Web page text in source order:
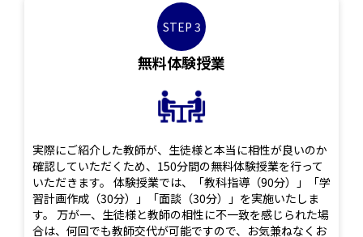
STEP 3
無料体験授業
実際にご紹介した教師が、生徒様と本当に相性が良いのか
確認していただくため、150分間の無料体験授業を行って
いただきます。 体験授業では、「教科指導（90分）」「学
習計画作成（30分）」「面談（30分）」を実施いたしま
す。 万が一、生徒様と教師の相性に不一致を感じられた場
合は、何回でも教師交代が可能ですので、お気兼ねなくお